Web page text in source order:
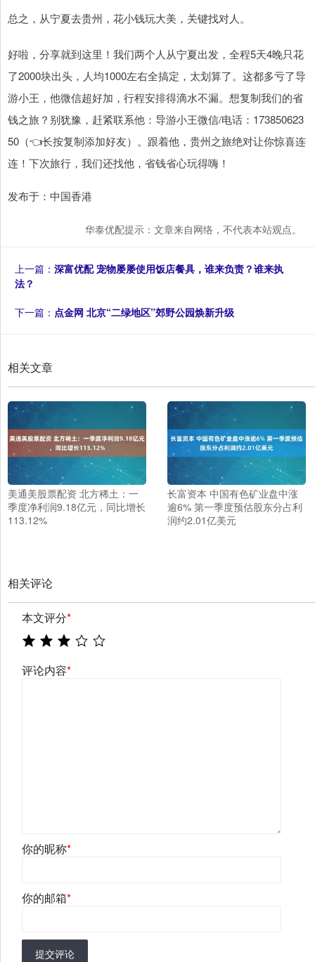
总之，从宁夏去贵州，花小钱玩大美，关键找对人。
好啦，分享就到这里！我们两个人从宁夏出发，全程5天4晚只花
了2000块出头，人均1000左右全搞定，太划算了。这都多亏了导
游小王，他微信超好加，行程安排得滴水不漏。想复制我们的省
钱之旅？别犹豫，赶紧联系他：导游小王微信/电话：173850623
50（👈长按复制添加好友）。跟着他，贵州之旅绝对让你惊喜连
连！下次旅行，我们还找他，省钱省心玩得嗨！
发布于：中国香港
华泰优配提示：文章来自网络，不代表本站观点。
上一篇： 深富优配 宠物屡屡使用饭店餐具，谁来负责？谁来执
法？
下一篇： 点金网 北京“二绿地区”郊野公园焕新升级
相关文章
美通美股票配资 北方稀土：一
季度净利润9.18亿元，同比增长
113.12%
长富资本 中国有色矿业盘中涨
逾6% 第一季度预估股东分占利
润约2.01亿美元
相关评论
本文评分*
评论内容*
你的昵称*
你的邮箱*
提交评论